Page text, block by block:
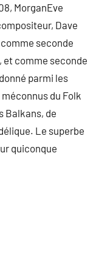
MorganEve
Dave
seconde
et comme seconde
parmi les
du Folk
Balkans, de
Le superbe
quiconque